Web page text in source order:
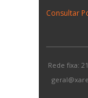
Consultar
Rede fixa: